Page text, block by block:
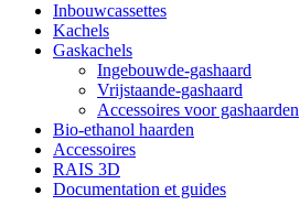
Inbouwcassettes
Kachels
Gaskachels
Ingebouwde-gashaard
Vrijstaande-gashaard
Accessoires voor gashaarden
Bio-ethanol haarden
Accessoires
RAIS 3D
Documentation et guides